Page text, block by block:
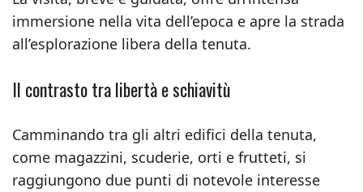
immersione nella vita dell’epoca e apre la strada
all’esplorazione libera della tenuta.
Il contrasto tra libertà e schiavitù
Camminando tra gli altri edifici della tenuta,
come magazzini, scuderie, orti e frutteti, si
raggiungono due punti di notevole interesse